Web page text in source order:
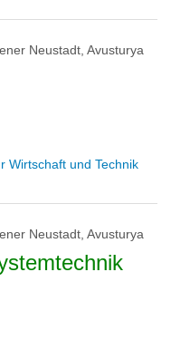
Neustadt, Avusturya
Wirtschaft und Technik
Neustadt, Avusturya